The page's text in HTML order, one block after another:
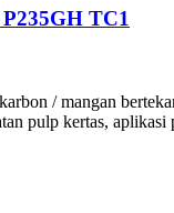
TC1
/ mangan
pulp kertas,